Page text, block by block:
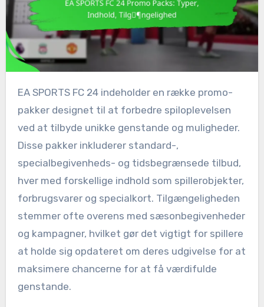
EA SPORTS FC 24 indeholder en række promo-
pakker designet til at forbedre spiloplevelsen
ved at tilbyde unikke genstande og muligheder.
Disse pakker inkluderer standard-,
specialbegivenheds- og tidsbegrænsede tilbud,
hver med forskellige indhold som spillerobjekter,
forbrugsvarer og specialkort. Tilgængeligheden
stemmer ofte overens med sæsonbegivenheder
og kampagner, hvilket gør det vigtigt for spillere
at holde sig opdateret om deres udgivelse for at
maksimere chancerne for at få værdifulde
genstande.